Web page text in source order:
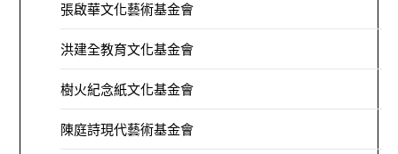
張啟華文化藝術基金會
洪建全教育文化基金會
樹火紀念紙文化基金會
陳庭詩現代藝術基金會